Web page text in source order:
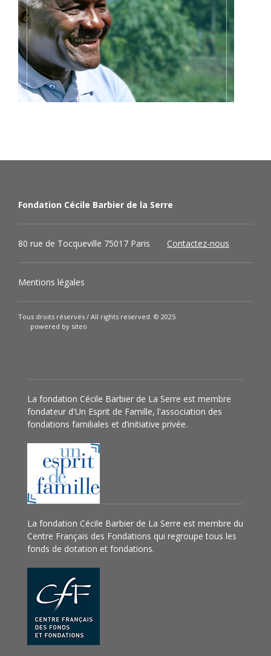
Fondation Cécile Barbier de la Serre
80 rue de Tocqueville 75017 Paris Contactez-nous
Mentions légales
Tous droits réservés / All rights reserved. © 2025
powered by siteo
La fondation Cécile Barbier de La Serre est membre
fondateur d'Un Esprit de Famille, l'association des
fondations familiales et d’initiative privée.
La fondation Cécile Barbier de La Serre est membre du
Centre Français des Fondations qui regroupe tous les
fonds de dotation et fondations.